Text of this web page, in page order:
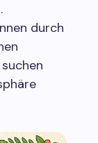
durch